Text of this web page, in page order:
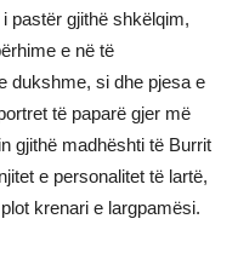
pastër gjithë shkëlqim,
e në të
dukshme, si dhe pjesa e
të paparë gjer më
gjithë madhështi të Burrit
e personalitet të lartë,
krenari e largpamësi.